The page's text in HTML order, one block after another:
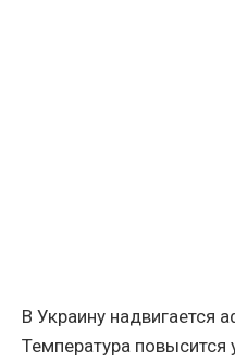
В Украину надвигается
Температура